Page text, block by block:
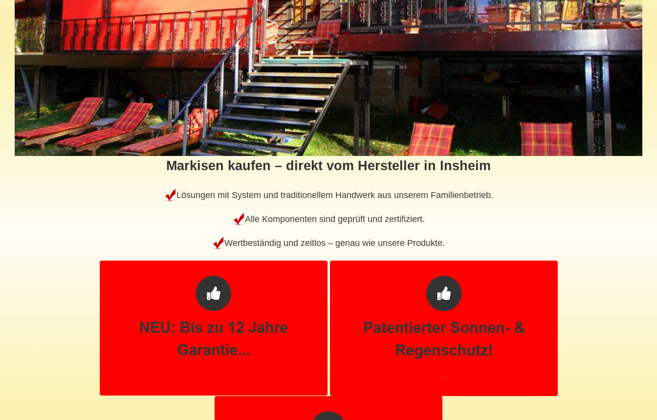
Markisen kaufen – direkt vom Hersteller in Insheim
Lösungen mit System und traditionellem Handwerk aus unserem Familienbetrieb.
Alle Komponenten sind geprüft und zertifiziert.
Wertbeständig und zeitlos – genau wie unsere Produkte.